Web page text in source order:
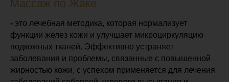
Массаж по Жаке
- это лечебная методика, которая нормализует
функции желез кожи и улучшает микроциркуляцию
подкожных тканей. Эффективно устраняет
заболевания и проблемы, связанные с повышенной
жирностью кожи, с успехом применяется для лечения